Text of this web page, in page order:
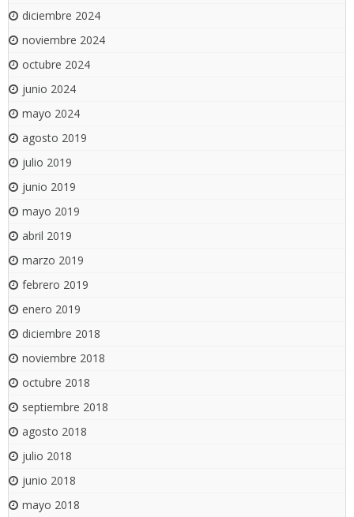
diciembre 2024
noviembre 2024
octubre 2024
junio 2024
mayo 2024
agosto 2019
julio 2019
junio 2019
mayo 2019
abril 2019
marzo 2019
febrero 2019
enero 2019
diciembre 2018
noviembre 2018
octubre 2018
septiembre 2018
agosto 2018
julio 2018
junio 2018
mayo 2018